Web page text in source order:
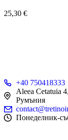
25,30 €
+40 750418333
Aleea Cetatuia
Румъния
Понеделник-